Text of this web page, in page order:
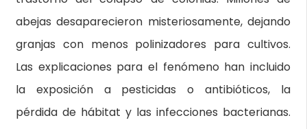
abejas desaparecieron misteriosamente, dejando
granjas con menos polinizadores para cultivos.
Las explicaciones para el fenómeno han incluido
la exposición a pesticidas o antibióticos, la
pérdida de hábitat y las infecciones bacterianas.